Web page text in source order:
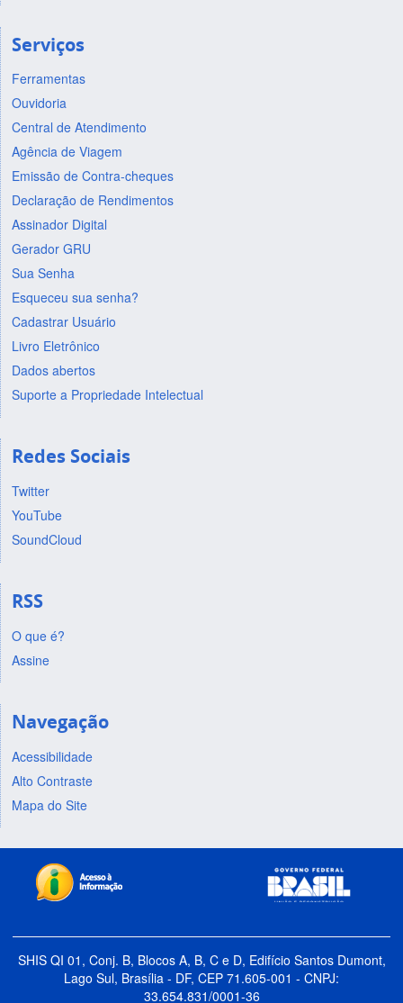
Serviços
Ferramentas
Ouvidoria
Central de Atendimento
Agência de Viagem
Emissão de Contra-cheques
Declaração de Rendimentos
Assinador Digital
Gerador GRU
Sua Senha
Esqueceu sua senha?
Cadastrar Usuário
Livro Eletrônico
Dados abertos
Suporte a Propriedade Intelectual
Redes Sociais
Twitter
YouTube
SoundCloud
RSS
O que é?
Assine
Navegação
Acessibilidade
Alto Contraste
Mapa do Site
SHIS QI 01, Conj. B, Blocos A, B, C e D, Edifício Santos Dumont,
Lago Sul, Brasília - DF, CEP 71.605-001 - CNPJ:
33.654.831/0001-36